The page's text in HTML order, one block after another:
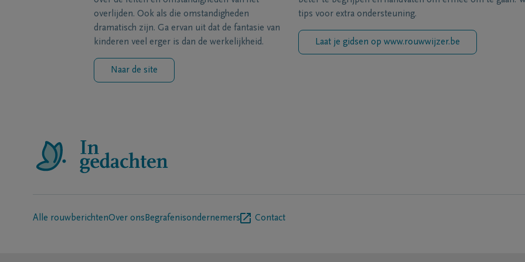
overlijden. Ook als die omstandigheden
dramatisch zijn. Ga ervan uit dat de fantasie van
kinderen veel erger is dan de werkelijkheid.
Naar de site
tips voor extra ondersteuning.
Laat je gidsen op www.rouwwijzer.be
Alle rouwberichtenOver ons Begrafenisondernemers Contact